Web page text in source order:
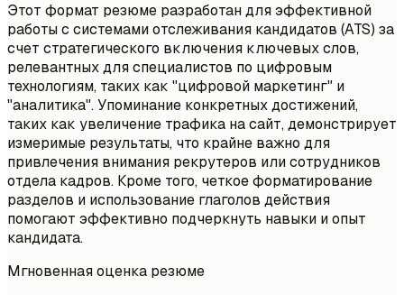
Этот формат резюме разработан для эффективной
работы с системами отслеживания кандидатов (ATS) за
счет стратегического включения ключевых слов,
релевантных для специалистов по цифровым
технологиям, таких как "цифровой маркетинг" и
"аналитика". Упоминание конкретных достижений,
таких как увеличение трафика на сайт, демонстрирует
измеримые результаты, что крайне важно для
привлечения внимания рекрутеров или сотрудников
отдела кадров. Кроме того, четкое форматирование
разделов и использование глаголов действия
помогают эффективно подчеркнуть навыки и опыт
кандидата.
Мгновенная оценка резюме